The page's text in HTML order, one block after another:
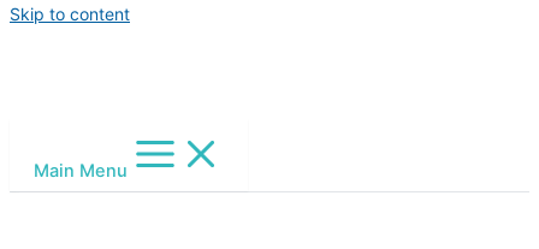
Skip to content
Main Menu